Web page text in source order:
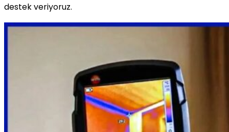
destek veriyoruz.